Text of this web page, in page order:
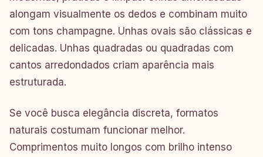
alongam visualmente os dedos e combinam muito
com tons champagne. Unhas ovais são clássicas e
delicadas. Unhas quadradas ou quadradas com
cantos arredondados criam aparência mais
estruturada.
Se você busca elegância discreta, formatos
naturais costumam funcionar melhor.
Comprimentos muito longos com brilho intenso